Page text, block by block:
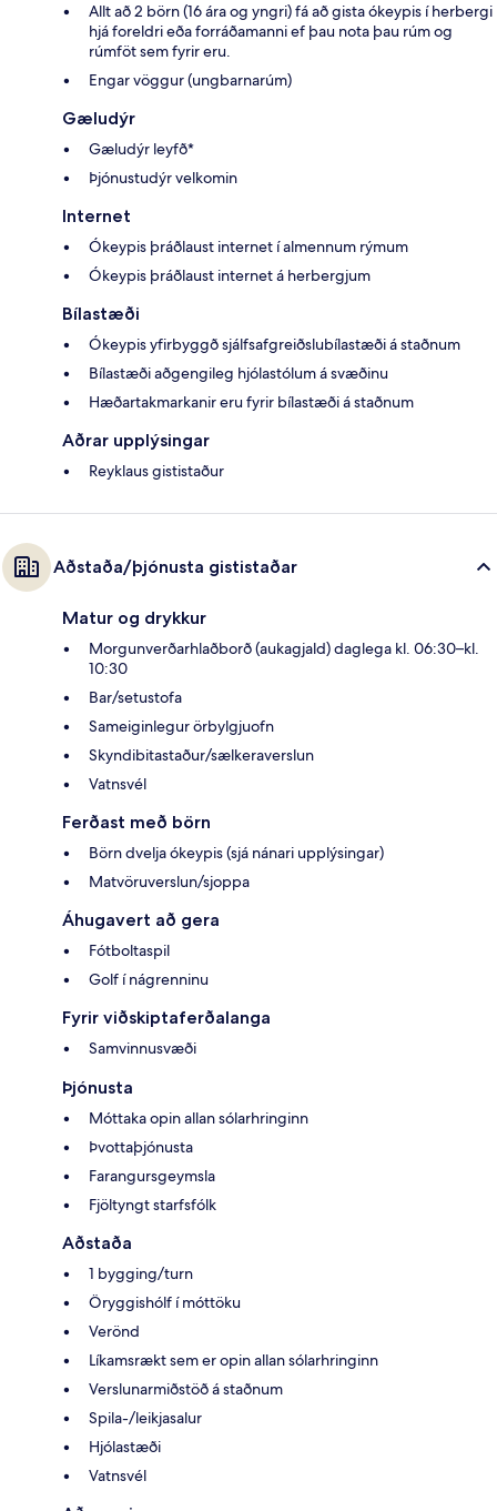
Allt að 2 börn (16 ára og yngri) fá að gista ókeypis í herbergi
hjá foreldri eða forráðamanni ef þau nota þau rúm og
rúmföt sem fyrir eru.
Engar vöggur (ungbarnarúm)
Gæludýr
Gæludýr leyfð*
Þjónustudýr velkomin
Internet
Ókeypis þráðlaust internet í almennum rýmum
Ókeypis þráðlaust internet á herbergjum
Bílastæði
Ókeypis yfirbyggð sjálfsafgreiðslubílastæði á staðnum
Bílastæði aðgengileg hjólastólum á svæðinu
Hæðartakmarkanir eru fyrir bílastæði á staðnum
Aðrar upplýsingar
Reyklaus gististaður
Aðstaða/þjónusta gististaðar
Matur og drykkur
Morgunverðarhlaðborð (aukagjald) daglega kl. 06:30–kl.
10:30
Bar/setustofa
Sameiginlegur örbylgjuofn
Skyndibitastaður/sælkeraverslun
Vatnsvél
Ferðast með börn
Börn dvelja ókeypis (sjá nánari upplýsingar)
Matvöruverslun/sjoppa
Áhugavert að gera
Fótboltaspil
Golf í nágrenninu
Fyrir viðskiptaferðalanga
Samvinnusvæði
Þjónusta
Móttaka opin allan sólarhringinn
Þvottaþjónusta
Farangursgeymsla
Fjöltyngt starfsfólk
Aðstaða
1 bygging/turn
Öryggishólf í móttöku
Verönd
Líkamsrækt sem er opin allan sólarhringinn
Verslunarmiðstöð á staðnum
Spila-/leikjasalur
Hjólastæði
Vatnsvél